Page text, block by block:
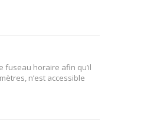
fuseau horaire afin qu’il
n’est accessible